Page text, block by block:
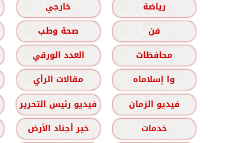
رياضة
خارجي
فن
صحة وطب
محافظات
العدد الورقي
وا إسلاماه
مقالات الرأي
فيديو الزمان
فيديو رئيس التحرير
خدمات
خير أجناد الأرض